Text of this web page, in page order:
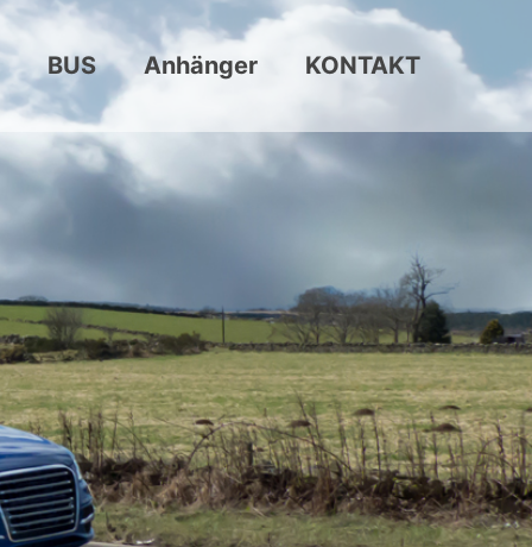
BUS Anhänger KONTAKT